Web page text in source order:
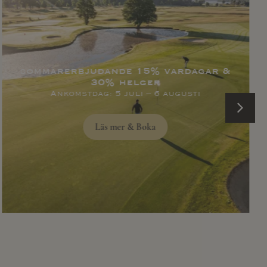
sommarerbjudande 15% vardagar &
30% helger
Ankomstdag: 5 juli – 6 augusti
Läs mer & Boka